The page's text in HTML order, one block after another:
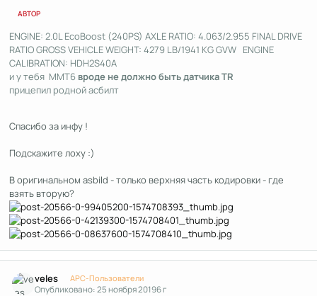
АВТОР
ENGINE: 2.0L EcoBoost (240PS) AXLE RATIO: 4.063/2.955 FINAL DRIVE
RATIO GROSS VEHICLE WEIGHT: 4279 LB/1941 KG GVW ENGINE
CALIBRATION: HDH2S40A
и у тебя MMT6 вроде не должно быть датчика TR
прицепил родной асбилт
Спасибо за инфу !
Подскажите лоху :)
В оригинальном asbild - только верхняя часть кодировки - где
взять вторую?
veles APC-Пользователи
Опубликовано:25 ноября 20196 г